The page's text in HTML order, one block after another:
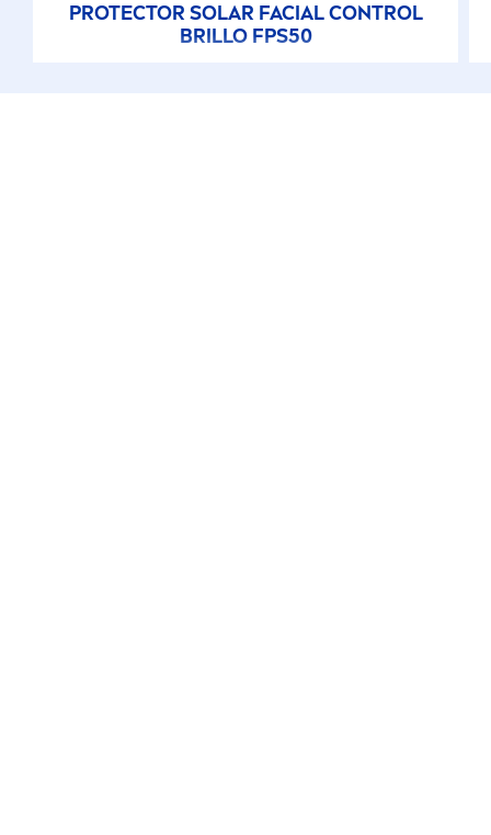
PROTECTOR SOLAR FACIAL CONTROL
BRILLO FPS50